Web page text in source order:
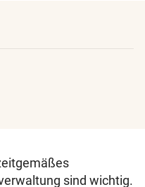
sind wichtig.